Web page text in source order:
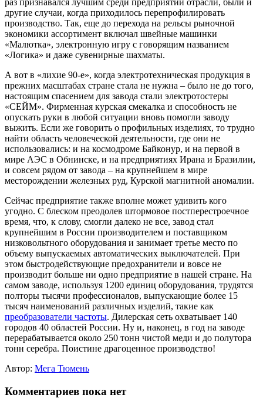
раз признавался лучшим среди предприятий отрасли, были и
другие случаи, когда приходилось перепрофилировать
производство. Так, еще до перехода на рельсы рыночной
экономики ассортимент включал швейные машинки
«Малютка», электронную игру с говорящим названием
«Логика» и даже сувенирные шахматы.
А вот в «лихие 90-е», когда электротехническая продукция в
прежних масштабах стране стала не нужна – было не до того,
настоящим спасением для завода стали электротостеры
«СЕЙМ». Фирменная курская смекалка и способность не
опускать руки в любой ситуации вновь помогли заводу
выжить. Если же говорить о профильных изделиях, то трудно
найти область человеческой деятельности, где они не
использовались: и на космодроме Байконур, и на первой в
мире АЭС в Обнинске, и на предприятиях Ирана и Бразилии,
и совсем рядом от завода – на крупнейшем в мире
месторождении железных руд, Курской магнитной аномалии.
Сейчас предприятие также вполне может удивить кого
угодно. С блеском преодолев штормовое постперестроечное
время, что, к слову, смогли далеко не все, завод стал
крупнейшим в России производителем и поставщиком
низковольтного оборудования и занимает третье место по
объему выпускаемых автоматических выключателей. При
этом быстродействующие предохранители и вовсе не
производит больше ни одно предприятие в нашей стране. На
самом заводе, используя 1200 единиц оборудования, трудятся
полторы тысячи профессионалов, выпускающие более 15
тысяч наименований различных изделий, такие как
преобразователи частоты. Дилерская сеть охватывает 140
городов 40 областей России. Ну и, наконец, в год на заводе
перерабатывается около 250 тонн чистой меди и до полутора
тонн серебра. Поистине драгоценное производство!
Автор: Мега Тюмень
Комментариев пока нет